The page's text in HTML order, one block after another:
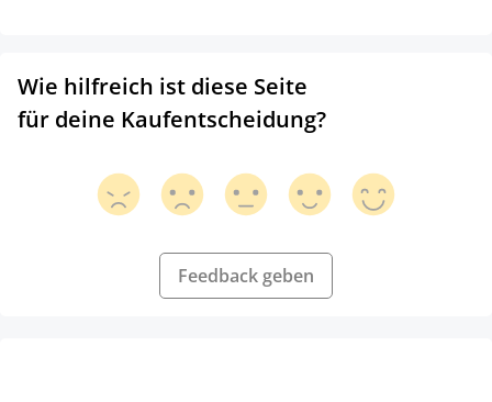
Wie hilfreich ist diese Seite
für deine Kaufentscheidung?
Feedback geben